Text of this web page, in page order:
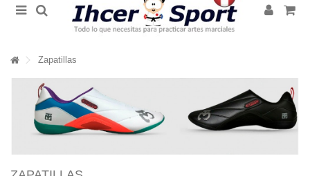
Zapatillas